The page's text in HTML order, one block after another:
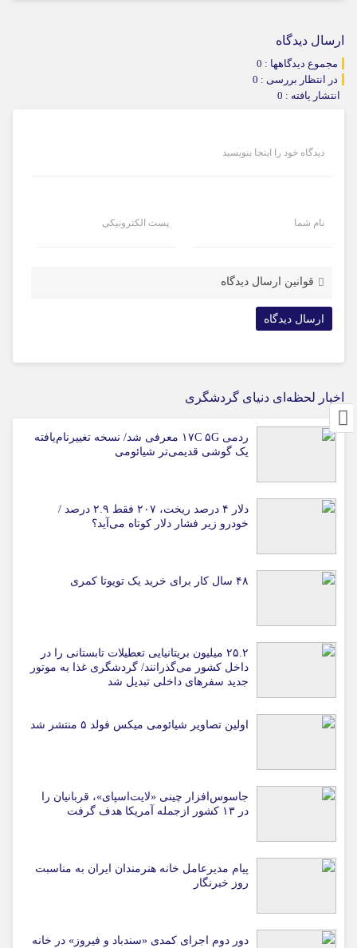
ارسال دیدگاه
مجموع دیدگاهها : 0
در انتظار بررسی : 0
انتشار یافته : 0
دیدگاه خود را اینجا بنویسید
نام شما پست الکترونیکی
قوانین ارسال دیدگاه
اخبار لحظه‌ای دنیای گردشگری
ردمی ۱۷C ۵G معرفی شد/ نسخه تغییرنام‌یافته
یک گوشی قدیمی‌تر شیائومی
دلار ۴ درصد ریخت، ۲۰۷ فقط ۲.۹ درصد /
خودرو زیر فشار دلار کوتاه می‌آید؟
۴۸ سال کار برای خرید یک تویوتا کمری
۲۵.۲ میلیون بریتانیایی تعطیلات تابستانی را در
داخل کشور می‌گذرانند/ گردشگری غذا به موتور
جدید سفرهای داخلی تبدیل شد
اولین تصاویر شیائومی میکس فولد ۵ منتشر شد
جاسوس‌افزار چینی «لایت‌اسپای»، قربانیان را
در ۱۳ کشور ازجمله آمریکا هدف گرفت
پیام مدیرعامل خانه هنرمندان ایران به مناسبت
روز خبرنگار
دور دوم اجرای کمدی «سندباد و فیروز» در خانه